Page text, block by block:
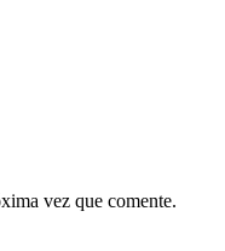
vez que comente.